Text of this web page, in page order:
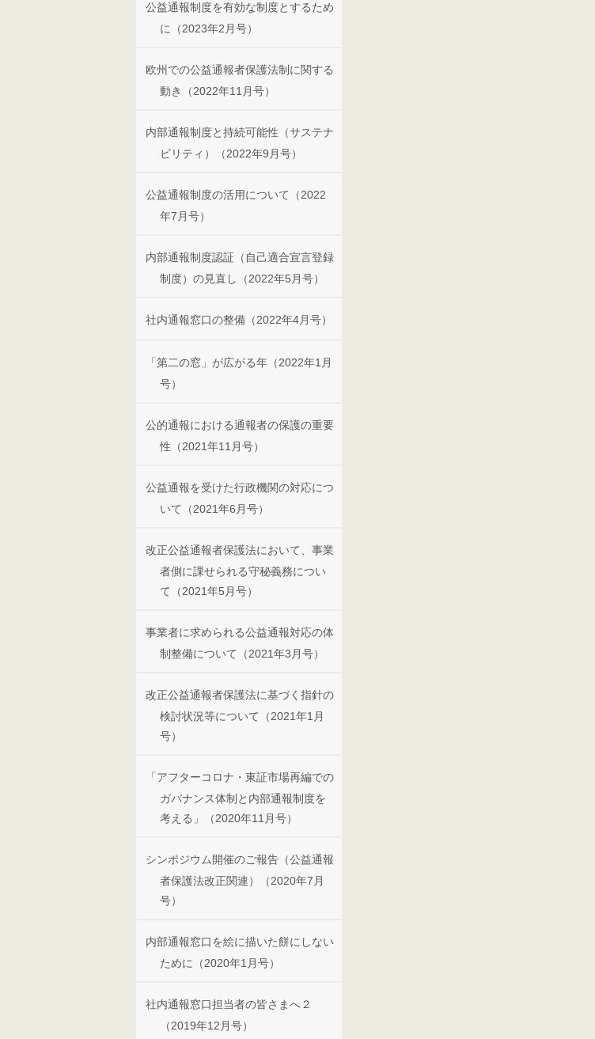
公益通報制度を有効な制度とするため
に（2023年2月号）
欧州での公益通報者保護法制に関する
動き（2022年11月号）
内部通報制度と持続可能性（サステナ
ビリティ）（2022年9月号）
公益通報制度の活用について（2022
年7月号）
内部通報制度認証（自己適合宣言登録
制度）の見直し（2022年5月号）
社内通報窓口の整備（2022年4月号）
「第二の窓」が広がる年（2022年1月
号）
公的通報における通報者の保護の重要
性（2021年11月号）
公益通報を受けた行政機関の対応につ
いて（2021年6月号）
改正公益通報者保護法において、事業
者側に課せられる守秘義務につい
て（2021年5月号）
事業者に求められる公益通報対応の体
制整備について（2021年3月号）
改正公益通報者保護法に基づく指針の
検討状況等について（2021年1月
号）
「アフターコロナ・東証市場再編での
ガバナンス体制と内部通報制度を
考える」（2020年11月号）
シンポジウム開催のご報告（公益通報
者保護法改正関連）（2020年7月
号）
内部通報窓口を絵に描いた餅にしない
ために（2020年1月号）
社内通報窓口担当者の皆さまへ２
（2019年12月号）